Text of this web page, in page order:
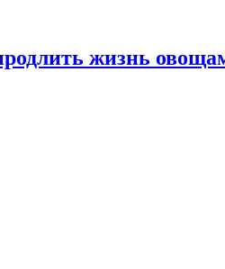
жизнь